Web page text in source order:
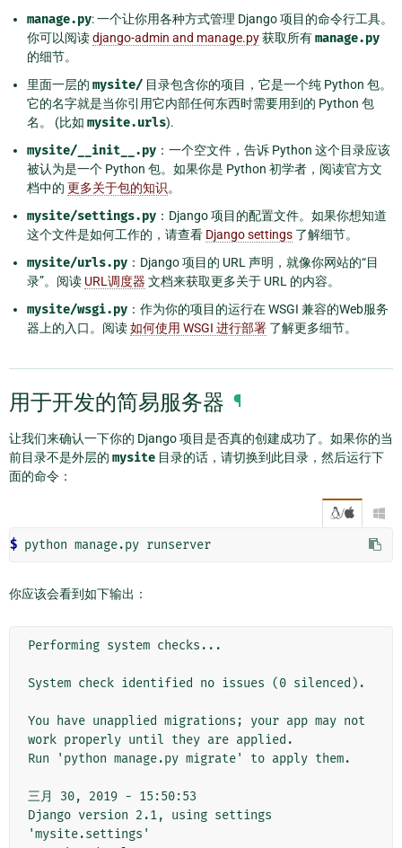
manage.py: 一个让你用各种方式管理 Django 项目的命令行工具。
你可以阅读django-admin and manage.py获取所有manage.py
的细节。
里面一层的 mysite/ 目录包含你的项目，它是一个纯 Python 包。
它的名字就是当你引用它内部任何东西时需要用到的 Python 包
名。 (比如 mysite.urls).
mysite/__init__.py ：一个空文件，告诉 Python 这个目录应该
被认为是一个 Python 包。如果你是 Python 初学者，阅读官方文
档中的 更多关于包的知识。
mysite/settings.py ：Django 项目的配置文件。如果你想知道
这个文件是如何工作的，请查看 Django settings 了解细节。
mysite/urls.py ：Django 项目的 URL 声明，就像你网站的“目
录”。阅读 URL调度器 文档来获取更多关于 URL 的内容。
mysite/wsgi.py ：作为你的项目的运行在 WSGI 兼容的Web服务
器上的入口。阅读如何使用 WSGI 进行部署 了解更多细节。
用于开发的简易服务器 ¶
让我们来确认一下你的 Django 项目是否真的创建成功了。如果你的当
前目录不是外层的 mysite 目录的话，请切换到此目录，然后运行下
面的命令：
/ 
$
你应该会看到如下输出：
Performing system checks...
System check identified no issues (0 silenced).
You have unapplied migrations; your app may not
work properly until they are applied.
Run 'python manage.py migrate' to apply them.
三月 30, 2019 - 15:50:53
Django version 2.1, using settings
'mysite.settings'